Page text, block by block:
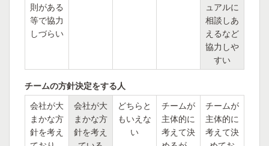
則がある
等で協力
しづらい
ュアルに
相談しあ
えるなど
協力しや
すい
チームの方針決定をする人
会社が大
まかな方
針を考え
会社が大
まかな方
針を考え
どちらと
もいえな
い
チームが
主体的に
考えて決
チームが
主体的に
考えて決